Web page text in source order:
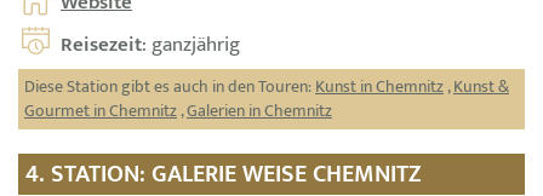
Reisezeit: ganzjährig
Diese Station gibt es auch in den Touren:Kunst in Chemnitz,Kunst &
Gourmet in Chemnitz,Galerien in Chemnitz
4. STATION: GALERIE WEISE CHEMNITZ